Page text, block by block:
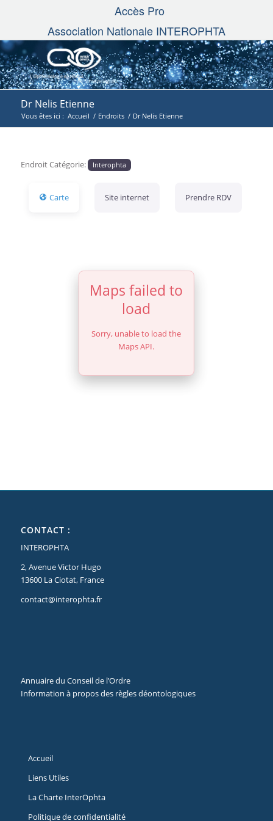
Accès Pro
Association Nationale INTEROPHTA
Dr Nelis Etienne
Vous êtes ici : Accueil / Endroits / Dr Nelis Etienne
Endroit Catégorie: Interophta
Carte Site internet Prendre RDV
Maps failed to
load
Sorry, unable to load the
Maps API.
CONTACT :
INTEROPHTA
2, Avenue Victor Hugo
13600 La Ciotat, France
contact@interophta.fr
Annuaire du Conseil de l’Ordre
Information à propos des règles déontologiques
Accueil
Liens Utiles
La Charte InterOphta
Politique de confidentialité